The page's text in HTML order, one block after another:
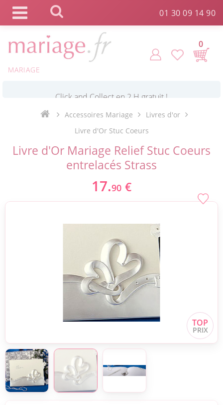
01 30 09 14 90
MARIAGE
0
Livraison point relais gratuit dès 89 € !*
Payez votre commande en 4X sans frais
Accessoires Mariage
Livres d'or
Livre d'Or Stuc Coeurs
Livre d'Or Mariage Relief Stuc Coeurs
entrelacés Strass
17.90 €
Panneau de gestion des cookies